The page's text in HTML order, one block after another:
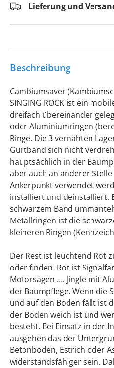
Lieferung und
Beschreibung
Cambiumsaver
SINGING ROCK ist ein
dreifach übereinander
oder Aluminiumringen
Ringe. Die 3 vernähten
Gurtband sich nicht
hauptsächlich in der
aber auch an anderer
Ankerpunkt verwendet
installiert und deinstalliert.
schwarzem Band
Metallringen ist die
kleineren Ringen
Der Rest ist leuchtend Rot
oder finden. Rot ist
Motorsägen …. Jingle mit
der Baumpflege. Wenn die
und auf den Boden fällt ist
der Boden weich ist und
besteht. Bei Einsatz in der
ausgehen das der
Betonboden, Estrich oder
widerstandsfähiger sein.